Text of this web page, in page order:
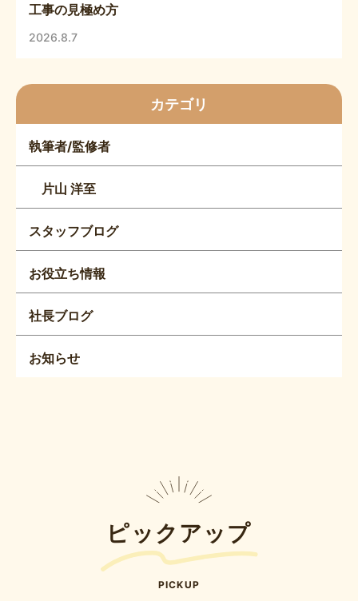
工事の見極め方
2026.8.7
カテゴリ
執筆者/監修者
片山 洋至
スタッフブログ
お役立ち情報
社長ブログ
お知らせ
ピックアップ
PICKUP